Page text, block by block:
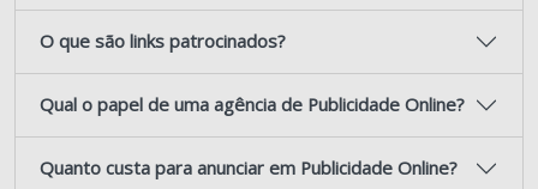
O que são links patrocinados?
Qual o papel de uma agência de Publicidade Online?
Quanto custa para anunciar em Publicidade Online?